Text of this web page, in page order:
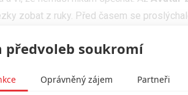
zobat z ruky. Před časem se
v únoru
nedávném rozhovoru zavtipkoval, že se
to má jednoduché – prostě vezme knížku
vymyslet, než z ní může poskládat
předvoleb soukromí
Oprávněný zájem Partneři